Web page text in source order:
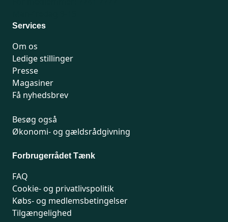
Services
Om os
Ledige stillinger
Presse
Magasiner
Få nyhedsbrev
Besøg også
Økonomi- og gældsrådgivning
Forbrugerrådet Tænk
FAQ
Cookie- og privatlivspolitik
Købs- og medlemsbetingelser
Tilgængelighed